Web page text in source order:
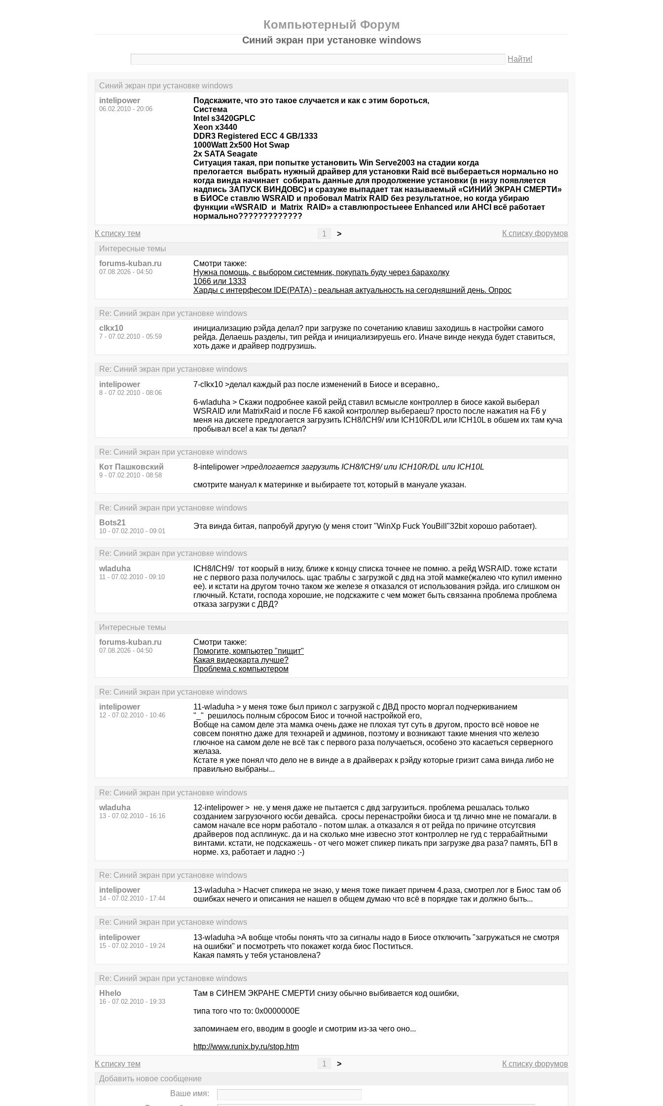
Компьютерный Форум
Синий экран при установке windows
Найти!
Синий экран при установке windows
intelipower
06.02.2010 - 20:06
Подскажите, что это такое случается и как с этим бороться,
Система
Intel s3420GPLC
Xeon x3440
DDR3 Registered ECC 4 GB/1333
1000Watt 2x500 Hot Swap
2х SATA Seagate
Ситуация такая, при попытке установить Win Serve2003 на стадии когда
прелогается выбрать нужный драйвер для установки Raid всё выбераеться нормально но
когда винда начинает собирать данные для продолжение установки (в низу появляется
надпись ЗАПУСК ВИНДОВС) и сразуже выпадает так называемый «СИНИЙ ЭКРАН СМЕРТИ»
в БИОСе ставлю WSRAID и пробовал Matrix RAID без результатное, но когда убираю
функции «WSRAID и Matrix RAID» а ставлюпростыеее Enhanced или AHCI всё работает
нормально?????????????
К списку тем 1 >
К списку форумов
Интересные темы
forums-kuban.ru
07.08.2026 - 04:50
Смотри также:
Нужна помощь, с выбором системник, покупать буду через барахолку
1066 или 1333
Харды с интерфесом IDE(PATA) - реальная актуальность на сегодняшний день. Опрос
Re: Синий экран при установке windows
clkx10
7 - 07.02.2010 - 05:59
инициализацию рэйда делал? при загрузке по сочетанию клавиш заходишь в настройки самого
рейда. Делаешь разделы, тип рейда и инициализируешь его. Иначе винде некуда будет ставиться,
хоть даже и драйвер подгрузишь.
Re: Синий экран при установке windows
intelipower
8 - 07.02.2010 - 08:06
7-clkx10 >делал каждый раз после изменений в Биосе и всеравно,.
6-wladuha > Скажи подробнее какой рейд ставил всмысле контроллер в биосе какой выберал
WSRAID или MatrixRaid и после F6 какой контроллер выбераеш? просто после нажатия на F6 у
меня на дискете предлогается загрузить ICH8/ICH9/ или ICH10R/DL или ICH10L в обшем их там куча
пробывал все! а как ты делал?
Re: Синий экран при установке windows
Кот Пашковский
9 - 07.02.2010 - 08:58
8-intelipower >предлогается загрузить ICH8/ICH9/ или ICH10R/DL или ICH10L
смотрите мануал к материнке и выбираете тот, который в мануале указан.
Re: Синий экран при установке windows
Bots21
10 - 07.02.2010 - 09:01
Эта винда битая, папробуй другую (у меня стоит "WinXp Fuck YouBill"32bit хорошо работает).
Re: Синий экран при установке windows
wladuha
11 - 07.02.2010 - 09:10
ICH8/ICH9/ тот коорый в низу, ближе к концу списка точнее не помню. а рейд WSRAID. тоже кстати
не с первого раза получилось. щас траблы с загрузкой с двд на этой мамке(жалею что купил именно
ее). и кстати на другом точно таком же железе я отказался от использования рэйда. иго слишком он
глючный. Кстати, господа хорошие, не подскажите с чем может быть связанна проблема проблема
отказа загрузки с ДВД?
Интересные темы
forums-kuban.ru
07.08.2026 - 04:50
Смотри также:
Помогите, компьютер "пищит"
Какая видеокарта лучше?
Проблема с компьютером
Re: Синий экран при установке windows
intelipower
12 - 07.02.2010 - 10:46
11-wladuha > у меня тоже был прикол с загрузкой с ДВД просто моргал подчеркиванием
"_" решилось полным сбросом Биос и точной настройкой его,
Вобще на самом деле эта мамка очень даже не плохая тут суть в другом, просто всё новое не
совсем понятно даже для технарей и админов, поэтому и возникают такие мнения что железо
глючное на самом деле не всё так с первого раза получаеться, особено это касаеться серверного
желаза.
Кстате я уже понял что дело не в винде а в драйверах к рэйду которые гризит сама винда либо не
правильно выбраны...
Re: Синий экран при установке windows
wladuha
13 - 07.02.2010 - 16:16
12-intelipower > не. у меня даже не пытается с двд загрузиться. проблема решалась только
созданием загрузочного юсби девайса. сросы перенастройки биоса и тд лично мне не помагали. в
самом начале все норм работало - потом шлак. а отказался я от рейда по причине отсутсвия
драйверов под асплинукс. да и на сколько мне извесно этот контроллер не гуд с террабайтными
винтами. кстати, не подскажешь - от чего может спикер пикать при загрузке два раза? память, БП в
норме. хз, работает и ладно :-)
Re: Синий экран при установке windows
intelipower
14 - 07.02.2010 - 17:44
13-wladuha > Насчет спикера не знаю, у меня тоже пикает причем 4.раза, смотрел лог в Биос там об
ошибках нечего и описания не нашел в общем думаю что всё в порядке так и должно быть...
Re: Синий экран при установке windows
intelipower
15 - 07.02.2010 - 19:24
13-wladuha >А вобще чтобы понять что за сигналы надо в Биосе отключить "загружаться не смотря
на ошибки" и посмотреть что покажет когда биос Поститься.
Какая память у тебя установлена?
Re: Синий экран при установке windows
Hhelo
16 - 07.02.2010 - 19:33
Там в СИНЕМ ЭКРАНЕ СМЕРТИ снизу обычно выбивается код ошибки,
типа того что то: 0x0000000E
запоминаем его, вводим в google и смотрим из-за чего оно...
http://www.runix.by.ru/stop.htm
К списку тем 1 >
К списку форумов
Добавить новое сообщение
Ваше имя: